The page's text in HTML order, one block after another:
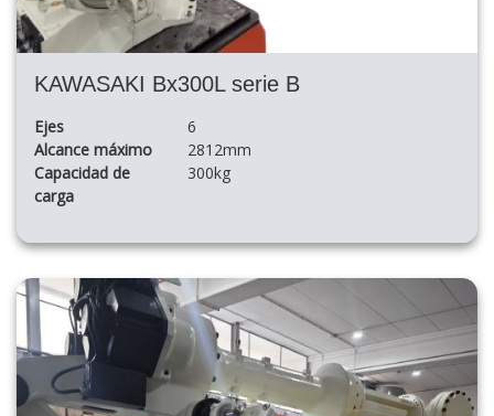
KAWASAKI Bx300L serie B
Ejes
6
Alcance máximo
2812mm
Capacidad de
carga
300kg